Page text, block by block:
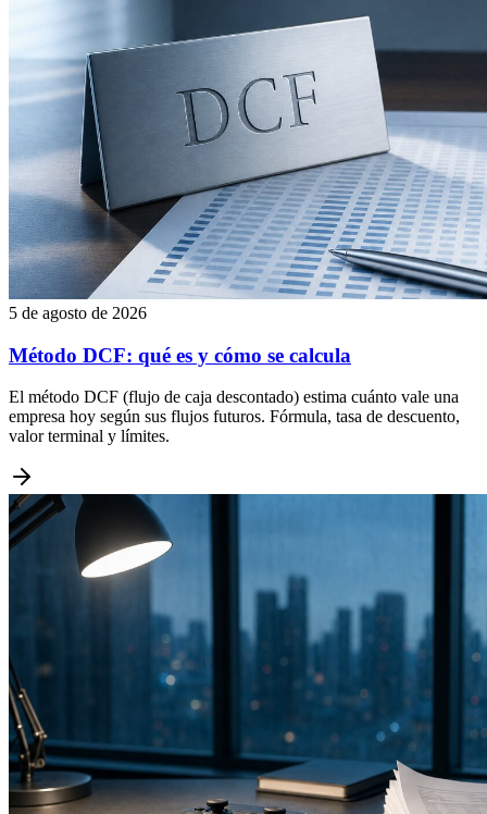
5 de agosto de 2026
Método DCF: qué es y cómo se calcula
El método DCF (flujo de caja descontado) estima cuánto vale una
empresa hoy según sus flujos futuros. Fórmula, tasa de descuento,
valor terminal y límites.